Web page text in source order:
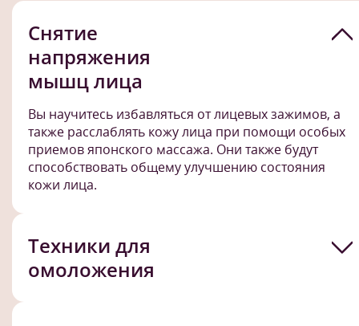
Снятие
напряжения
мышц лица
Вы научитесь избавляться от лицевых зажимов, а
также расслаблять кожу лица при помощи особых
приемов японского массажа. Они также будут
способствовать общему улучшению состояния
кожи лица.
Техники для
омоложения